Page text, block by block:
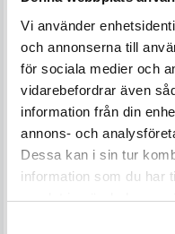
Vi använder
och annonserna till
för sociala medier och
vidarebefordrar även
information från din
annons- och
Dessa kan i sin tur
information som du har
samlat in när du har